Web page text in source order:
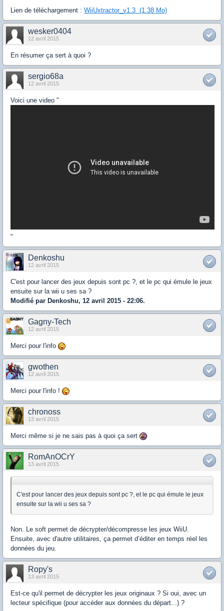
Lien de téléchargement : WiiUxtractor_v1.3 (1.38 Mo)
wesker0404
12 avril 2015
En résumer ça sert à quoi ?
sergio68a
12 avril 2015
Voici une video "
"
Denkoshu
12 avril 2015
C'est pour lancer des jeux depuis sont pc ?, et le pc qui émule le jeux
ensuite sur la wii u ses sa ?
Modifié par Denkoshu, 12 avril 2015 - 22:06.
Gagny-Tech
12 avril 2015
Merci pour l'info
gwothen
12 avril 2015
Merci pour l'info !
chronoss
13 avril 2015
Merci même si je ne sais pas à quoi ça sert
RomAnOCrY
13 avril 2015
C'est pour lancer des jeux depuis sont pc ?, et le pc qui émule le jeux
ensuite sur la wii u ses sa ?
Non. Le soft permet de décrypter/décompresse les jeux WiiU.
Ensuite, avec d'autre utilitaires, ça permet d’éditer en temps réel les
données du jeu.
Ropy's
13 avril 2015
Est-ce qu'il permet de décrypter les jeux originaux ? Si oui, avec un
lecteur spécifique (pour accéder aux données du départ...) ?